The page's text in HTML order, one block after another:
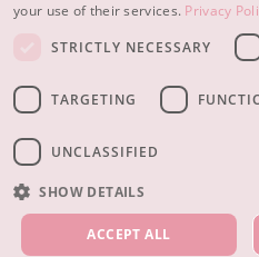
NUESTROS
INSPIRACIÓN
CONTACTO
© 2023 - 2026 Diadermine
your use of their services. Privacy
STRICTLY NECESSARY
TARGETING
UNCLASSIFIED
SHOW DETAILS
ACCEPT ALL